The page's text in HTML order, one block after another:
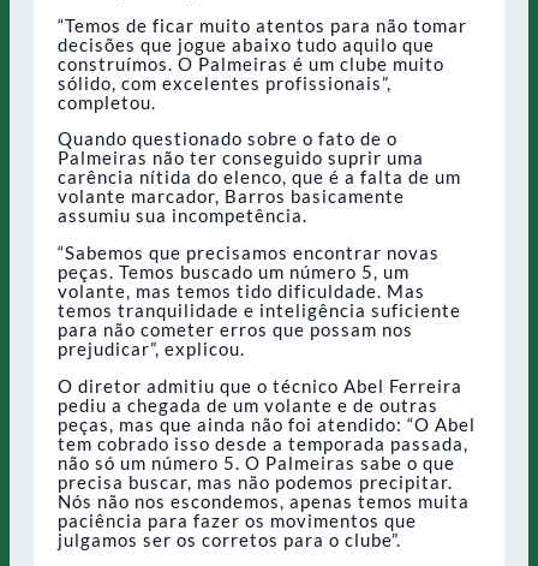
“Temos de ficar muito atentos para não tomar
decisões que jogue abaixo tudo aquilo que
construímos. O Palmeiras é um clube muito
sólido, com excelentes profissionais”,
completou.
Quando questionado sobre o fato de o
Palmeiras não ter conseguido suprir uma
carência nítida do elenco, que é a falta de um
volante marcador, Barros basicamente
assumiu sua incompetência.
“Sabemos que precisamos encontrar novas
peças. Temos buscado um número 5, um
volante, mas temos tido dificuldade. Mas
temos tranquilidade e inteligência suficiente
para não cometer erros que possam nos
prejudicar”, explicou.
O diretor admitiu que o técnico Abel Ferreira
pediu a chegada de um volante e de outras
peças, mas que ainda não foi atendido: “O Abel
tem cobrado isso desde a temporada passada,
não só um número 5. O Palmeiras sabe o que
precisa buscar, mas não podemos precipitar.
Nós não nos escondemos, apenas temos muita
paciência para fazer os movimentos que
julgamos ser os corretos para o clube”.